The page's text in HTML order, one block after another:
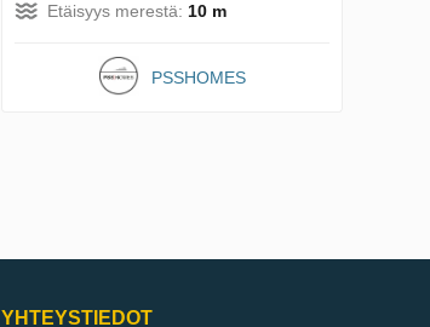
Etäisyys merestä: 10 m
PSSHOMES
YHTEYSTIEDOT